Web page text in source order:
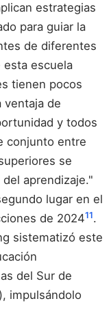
estrategias
para guiar la
de diferentes
esta escuela
tienen pocos
ventaja de
y todos
conjunto entre
se
aprendizaje."
lugar en el
de 202411.
sistematizó este
del Sur de
impulsándolo